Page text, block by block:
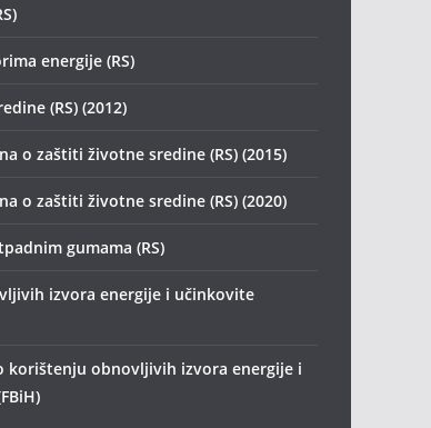
energije (RS)
(RS) (2012)
o zaštiti životne sredine (RS) (2015)
o zaštiti životne sredine (RS) (2020)
gumama (RS)
izvora energije i učinkovite
korištenju obnovljivih izvora energije i